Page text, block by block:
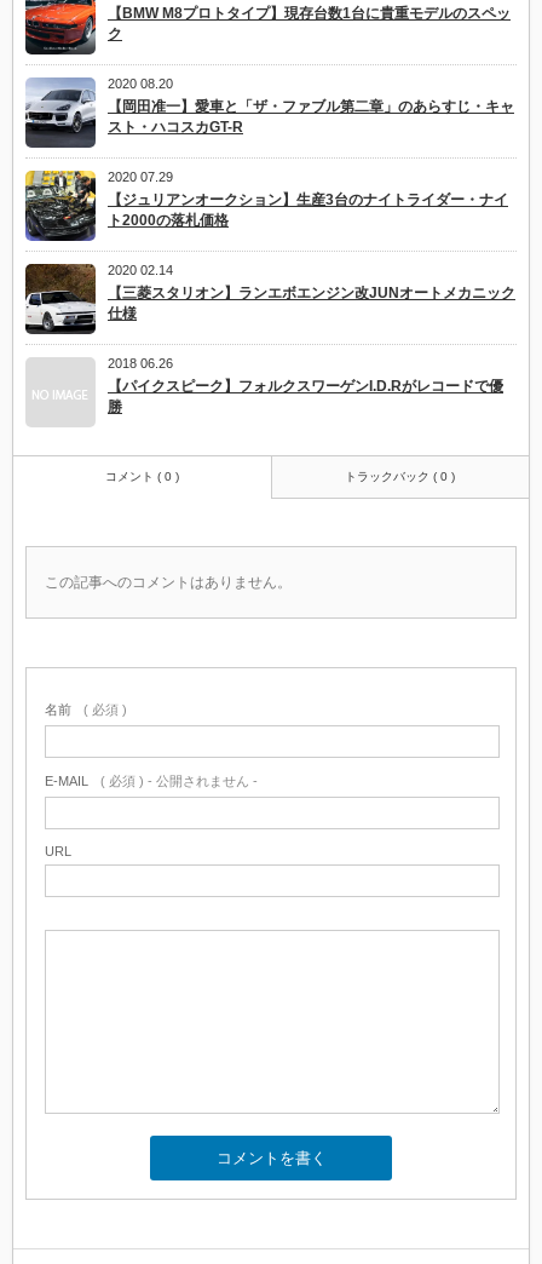
【BMW M8プロトタイプ】現存台数1台に貴重モデルのスペッ
ク
2020 08.20
【岡田准一】愛車と「ザ・ファブル第二章」のあらすじ・キャ
スト・ハコスカGT-R
2020 07.29
【ジュリアンオークション】生産3台のナイトライダー・ナイ
ト2000の落札価格
2020 02.14
【三菱スタリオン】ランエボエンジン改JUNオートメカニック
仕様
2018 06.26
【パイクスピーク】フォルクスワーゲンI.D.Rがレコードで優
勝
コメント ( 0 ) トラックバック ( 0 )
この記事へのコメントはありません。
名前 ( 必須 )
E-MAIL ( 必須 ) - 公開されません -
URL